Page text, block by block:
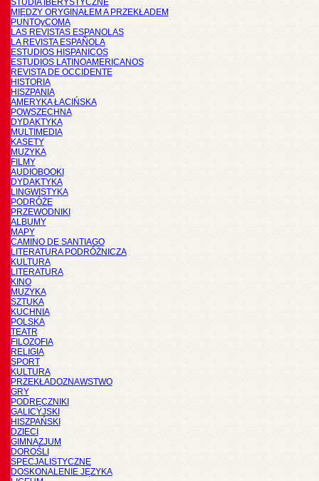
STUDIA IBERYSTYCZNE
MIĘDZY ORYGINAŁEM A PRZEKŁADEM
PUNTOyCOMA
LAS REVISTAS ESPANOLAS
LA REVISTA ESPAÑOLA
ESTUDIOS HISPANICOS
ESTUDIOS LATINOAMERICANOS
REVISTA DE OCCIDENTE
HISTORIA
HISZPANIA
AMERYKA ŁACIŃSKA
POWSZECHNA
DYDAKTYKA
MULTIMEDIA
KASETY
MUZYKA
FILMY
AUDIOBOOKI
DYDAKTYKA
LINGWISTYKA
PODRÓŻE
PRZEWODNIKI
ALBUMY
MAPY
CAMINO DE SANTIAGO
LITERATURA PODRÓŻNICZA
KULTURA
LITERATURA
KINO
MUZYKA
SZTUKA
KUCHNIA
POLSKA
TEATR
FILOZOFIA
RELIGIA
SPORT
KULTURA
PRZEKŁADOZNAWSTWO
GRY
PODRĘCZNIKI
GALICYJSKI
HISZPAŃSKI
DZIECI
GIMNAZJUM
DOROŚLI
SPECJALISTYCZNE
DOSKONALENIE JĘZYKA